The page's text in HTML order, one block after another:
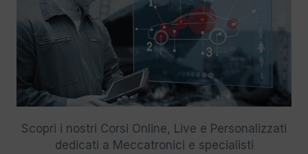
Scopri i nostri Corsi Online, Live e Personalizzati
dedicati a Meccatronici e specialisti